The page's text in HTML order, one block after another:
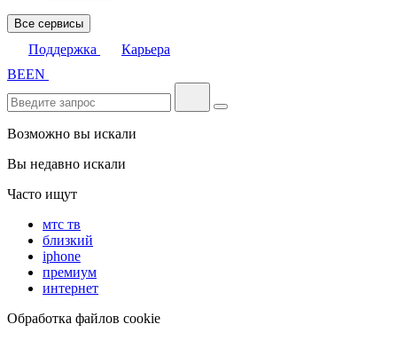
Все сервисы
Поддержка
Карьера
BEEN
Возможно вы искали
Вы недавно искали
Часто ищут
мтс тв
близкий
iphone
премиум
интернет
Обработка файлов cookie